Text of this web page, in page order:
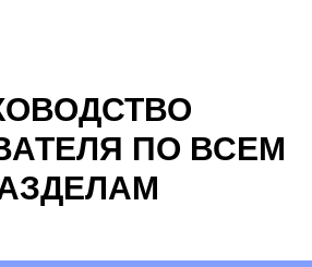
ПО ВСЕМ